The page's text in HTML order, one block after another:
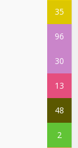
35
96
30
13
48
2